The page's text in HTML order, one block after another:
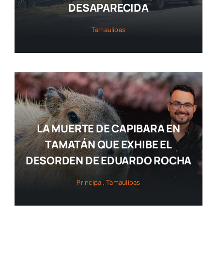
DESAPARECIDA
Tamaulipas
LA MUERTE DE CAPIBARA EN
TAMATÁN QUE EXHIBE EL
DESORDEN DE EDUARDO ROCHA
Principal,Tamaulipas